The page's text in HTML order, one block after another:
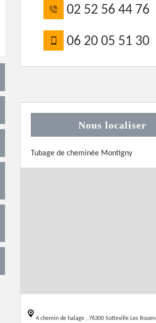
02 52 56 44 76
06 20 05 51 30
Nous localiser
Tubage de cheminée Montigny
4 chemin de halage , 76300 Sotteville Les Rouen